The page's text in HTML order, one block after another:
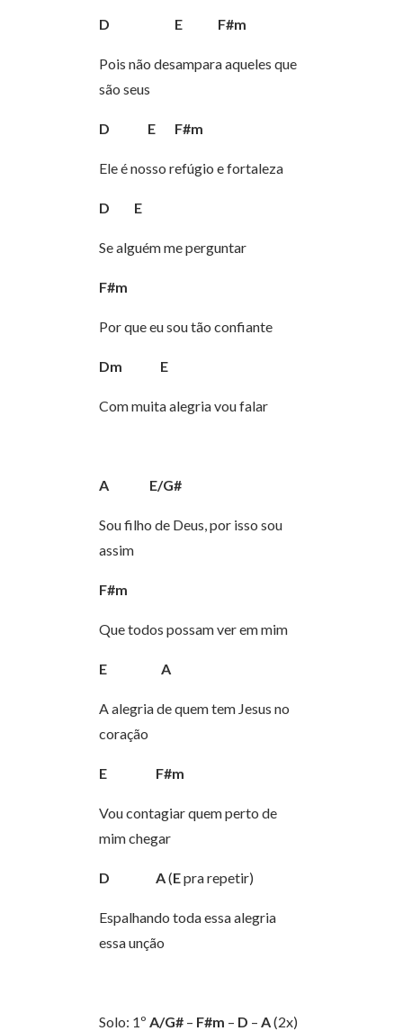
D E F#m
Pois não desampara aqueles que
são seus
D E F#m
Ele é nosso refúgio e fortaleza
D E
Se alguém me perguntar
F#m
Por que eu sou tão confiante
Dm E
Com muita alegria vou falar
A E/G#
Sou filho de Deus, por isso sou
assim
F#m
Que todos possam ver em mim
E A
A alegria de quem tem Jesus no
coração
E F#m
Vou contagiar quem perto de
mim chegar
D A(Epra repetir)
Espalhando toda essa alegria
essa unção
Solo: 1º A/G# – F#m – D – A(2x)